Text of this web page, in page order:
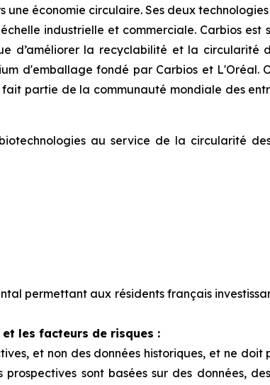
économie circulaire. Ses deux
industrielle et commerciale. Carbios est
d’améliorer la recyclabilité et la circularité
d'emballage fondé par Carbios et L'Oréal.
partie de la communauté mondiale des
au service de la circularité
permettant aux résidents français
les facteurs de risques :
et non des données historiques, et ne
sont basées sur des données,